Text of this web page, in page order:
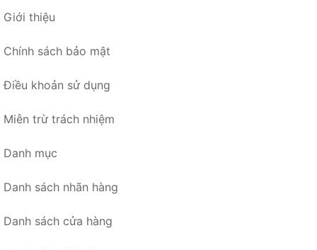
Giới thiệu
Chính sách bảo mật
Điều khoản sử dụng
Miễn trừ trách nhiệm
Danh mục
Danh sách nhãn hàng
Danh sách cửa hàng